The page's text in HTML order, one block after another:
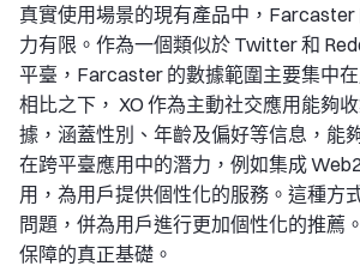
真實使用場景的現有產品中，
力有限。作為一個類似於 Twitter 和
平臺，Farcaster 的數據範圍主要集中
相比之下， XO 作為主動社交應用能夠
據，涵蓋性別、年齡及偏好等信息，能
在跨平臺應用中的潛力，例如集成
用，為用戶提供個性化的服務。這種方
問題，併為用戶進行更加個性化的推薦
保障的真正基礎。